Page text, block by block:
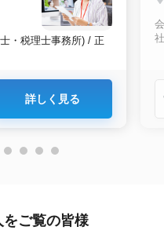
・税理士事務所) / 正
詳しく見る
ご覧の皆様